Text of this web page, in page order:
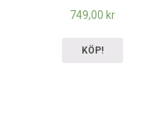
749,00 kr
KÖP!